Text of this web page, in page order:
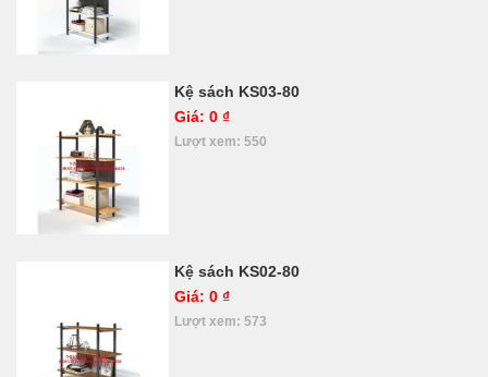
Kệ sách KS03-80
Giá: 0 ₫
Lượt xem: 550
Kệ sách KS02-80
Giá: 0 ₫
Lượt xem: 573